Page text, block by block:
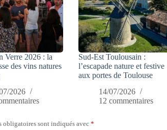
Verre 2026 : la
des vins natures
2026
Sud-Est Toulousain :
l’escapade nature et festive
aux portes de Toulouse
14/07/2026
12 commentaires
obligatoires sont indiqués avec *